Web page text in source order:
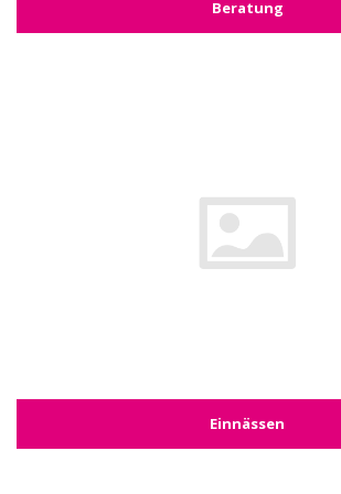
Beratung
Einnässen